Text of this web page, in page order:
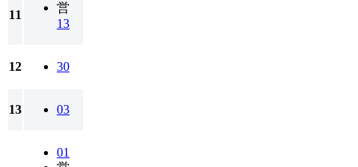
11
営
13
12 30
13 03
01